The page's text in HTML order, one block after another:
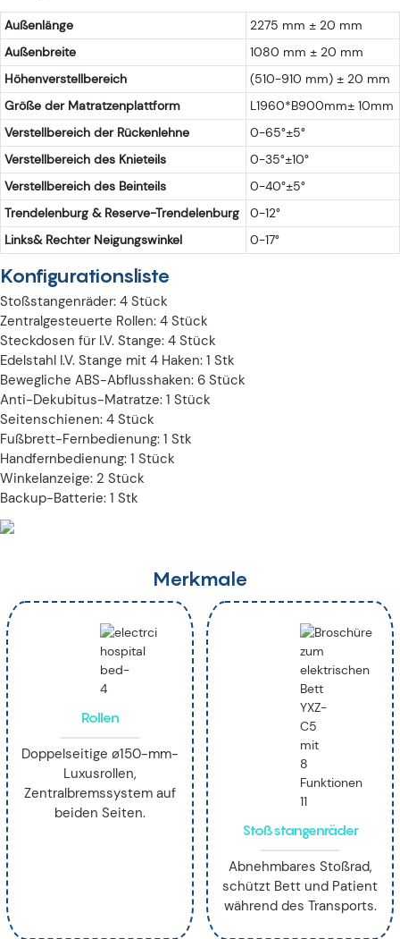
Außenlänge
2275 mm ± 20 mm
Außenbreite
1080 mm ± 20 mm
Höhenverstellbereich
(510-910 mm) ± 20 mm
Größe der Matratzenplattform
L1960*B900mm± 10mm
Verstellbereich der Rückenlehne
0-65°±5°
Verstellbereich des Knieteils
0-35°±10°
Verstellbereich des Beinteils
0-40°±5°
Trendelenburg & Reserve-Trendelenburg
0-12°
Links& Rechter Neigungswinkel
0-17°
Konfigurationsliste
Stoßstangenräder: 4 Stück
Zentralgesteuerte Rollen: 4 Stück
Steckdosen für I.V. Stange: 4 Stück
Edelstahl I.V. Stange mit 4 Haken: 1 Stk
Bewegliche ABS-Abflusshaken: 6 Stück
Anti-Dekubitus-Matratze: 1 Stück
Seitenschienen: 4 Stück
Fußbrett-Fernbedienung: 1 Stk
Handfernbedienung: 1 Stück
Winkelanzeige: 2 Stück
Backup-Batterie: 1 Stk
Merkmale
Rollen
Doppelseitige ø150-mm-
Luxusrollen,
Zentralbremssystem auf
beiden Seiten.
Stoßstangenräder
Abnehmbares Stoßrad,
schützt Bett und Patient
während des Transports.